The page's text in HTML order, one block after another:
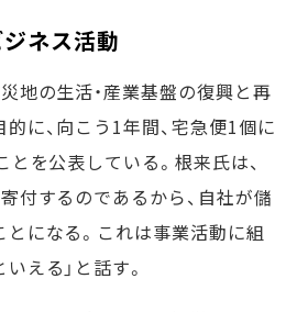
ネス活動
地の生活・産業基盤の復興と再
に、向こう1年間、宅急便1個に
を公表している。根来氏は、
付するのであるから、自社が儲
になる。これは事業活動に組
える」と話す。